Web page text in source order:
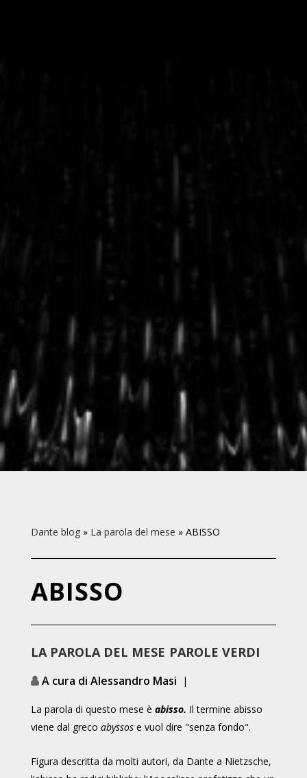
Dante blog» La parola del mese » ABISSO
ABISSO
LA PAROLA DEL MESE PAROLE VERDI
A cura di Alessandro Masi |
La parola di questo mese è abisso. Il termine abisso
viene dal greco abyssos e vuol dire "senza fondo".
Figura descritta da molti autori, da Dante a Nietzsche,